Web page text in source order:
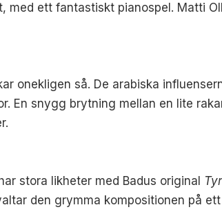
med ett fantastiskt pianospel. Matti
onekligen så. De arabiska
En snygg brytning mellan en lite
stora likheter med Badus original
den grymma kompositionen på